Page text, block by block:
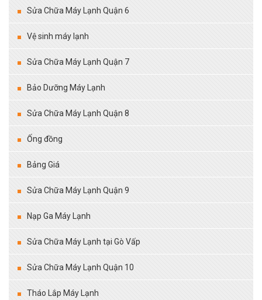
Sửa Chữa Máy Lạnh Quận 6
Vệ sinh máy lạnh
Sửa Chữa Máy Lạnh Quận 7
Bảo Dưỡng Máy Lạnh
Sửa Chữa Máy Lạnh Quận 8
Ống đồng
Bảng Giá
Sửa Chữa Máy Lạnh Quận 9
Nạp Ga Máy Lạnh
Sửa Chữa Máy Lạnh tại Gò Vấp
Sửa Chữa Máy Lạnh Quận 10
Tháo Lắp Máy Lạnh